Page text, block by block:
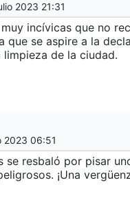
2023 21:31
incívicas que no
que se aspire a la
limpieza de la ciudad.
2023 06:51
se resbaló por pisar
¡Una